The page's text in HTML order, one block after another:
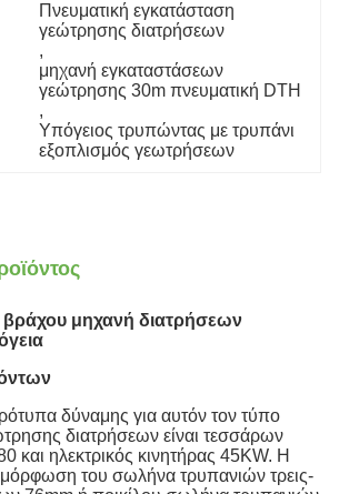
Πνευματική εγκατάσταση
γεώτρησης διατρήσεων
,
μηχανή εγκαταστάσεων
γεώτρησης 30m πνευματική DTH
,
Υπόγειος τρυπώντας με τρυπάνι
εξοπλισμός γεωτρήσεων
βράχου μηχανή διατρήσεων
δύναμης για αυτόν τον τύπο
διατρήσεων είναι τεσσάρων
και ηλεκτρικός κινητήρας 45KW. Η
του σωλήνα τρυπανιών τρεις-